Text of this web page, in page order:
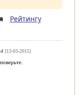
Рейтингу
[13-03-2015]